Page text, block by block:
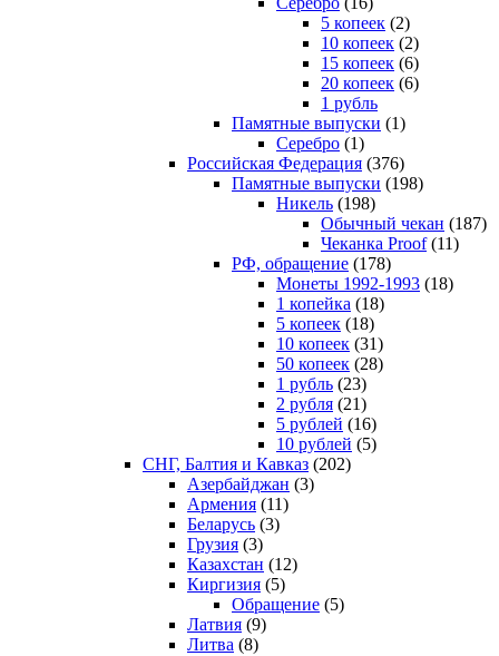
5 копеек (2)
10 копеек (2)
15 копеек (6)
20 копеек (6)
1 рубль
Памятные выпуски (1)
Серебро (1)
Российская Федерация (376)
Памятные выпуски (198)
Никель (198)
Обычный чекан (187)
Чеканка Proof(11)
РФ, обращение (178)
Монеты 1992-1993 (18)
1 копейка (18)
5 копеек (18)
10 копеек (31)
50 копеек (28)
1 рубль (23)
2 рубля (21)
5 рублей (16)
10 рублей (5)
СНГ, Балтия и Кавказ (202)
Азербайджан (3)
Армения (11)
Беларусь (3)
Грузия (3)
Казахстан (12)
Киргизия (5)
Обращение (5)
Латвия (9)
Литва (8)